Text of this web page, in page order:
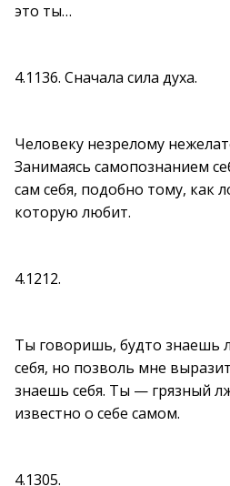
это ты…
4.1136. Сначала сила духа.
Человеку незрелому
Занимаясь самопознанием
сам себя, подобно тому, как
которую любит.
4.1212.
Ты говоришь, будто знаешь
себя, но позволь мне
знаешь себя. Ты — грязный
известно о себе самом.
4.1305.